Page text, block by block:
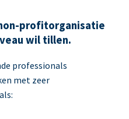
profitorganisatie
wil tillen.
professionals
met zeer